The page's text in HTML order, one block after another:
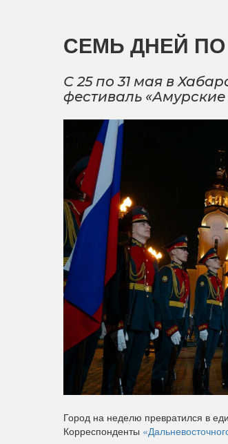
СЕМЬ ДНЕЙ
С 25 по 31 мая в
фестиваль
Город на неделю превратился в
Корреспонденты